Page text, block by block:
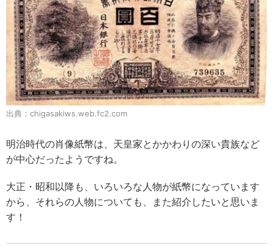
出典：chigasakiws.web.fc2.com
明治時代の肖像紙幣は、天皇家とかかわりの深い貴族など
が中心だったようですね。
大正・昭和以降も、いろいろな人物が紙幣になっています
から、それらの人物についても、また紹介したいと思いま
す！